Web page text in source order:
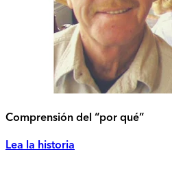
Comprensión del “por qué”
Lea la historia